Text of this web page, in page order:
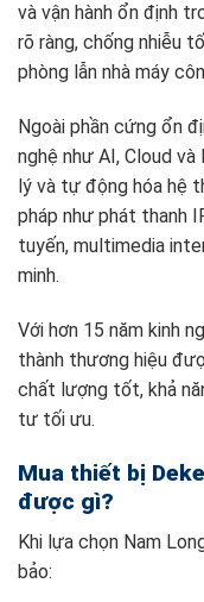
và vận hành ổn định
rõ ràng, chống nhiễu
phòng lẫn nhà máy
Ngoài phần cứng ổn
nghệ như AI, Cloud
lý và tự động hóa hệ
pháp như phát thanh
tuyến, multimedia
minh.
Với hơn 15 năm kinh
thành thương hiệu
chất lượng tốt, khả
tư tối ưu.
Mua thiết bị
được gì?
Khi lựa chọn Nam
bảo: